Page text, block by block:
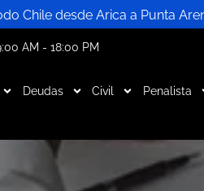
Chile desde Arica a Punta
AM - 18:00 PM
Deudas Civil Penalista